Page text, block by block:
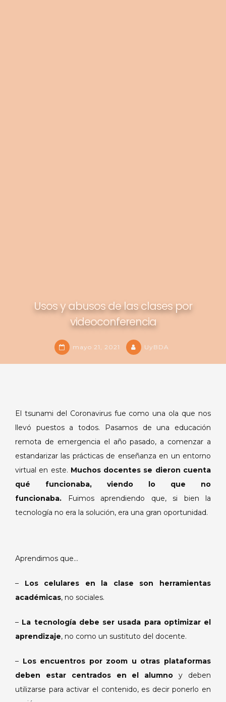
Usos y abusos de las clases por
videoconferencia
mayo 21, 2021 UyBDA
El tsunami del Coronavirus fue como una ola que nos
llevó puestos a todos. Pasamos de una educación
remota de emergencia el año pasado, a comenzar a
estandarizar las prácticas de enseñanza en un entorno
virtual en este. Muchos docentes se dieron cuenta
qué funcionaba, viendo lo que no
funcionaba. Fuimos aprendiendo que, si bien la
tecnología no era la solución, era una gran oportunidad.
Aprendimos que…
– Los celulares en la clase son herramientas
académicas, no sociales.
– La tecnología debe ser usada para optimizar el
aprendizaje, no como un sustituto del docente.
– Los encuentros por zoom u otras plataformas
deben estar centrados en el alumno y deben
utilizarse para activar el contenido, es decir ponerlo en